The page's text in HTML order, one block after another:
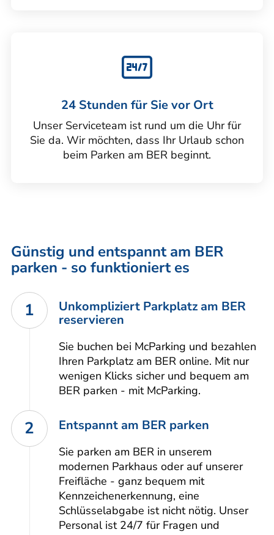
24 Stunden für Sie vor Ort
Unser Serviceteam ist rund um die Uhr für
Sie da. Wir möchten, dass Ihr Urlaub schon
beim Parken am BER beginnt.
Günstig und entspannt am BER
parken - so funktioniert es
1
Unkompliziert Parkplatz am BER
reservieren
Sie buchen bei McParking und bezahlen
Ihren Parkplatz am BER online. Mit nur
wenigen Klicks sicher und bequem am
BER parken - mit McParking.
2 Entspannt am BER parken
Sie parken am BER in unserem
modernen Parkhaus oder auf unserer
Freifläche - ganz bequem mit
Kennzeichenerkennung, eine
Schlüsselabgabe ist nicht nötig. Unser
Personal ist 24/7 für Fragen und